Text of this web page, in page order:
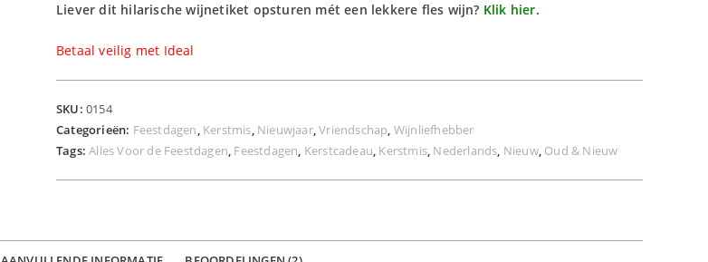
Liever dit hilarische wijnetiket opsturen mét een lekkere fles wijn? Klik hier.
Betaal veilig met Ideal
SKU: 0154
Categorieën: Feestdagen, Kerstmis, Nieuwjaar,Vriendschap, Wijnliefhebber
Tags:Alles Voor de Feestdagen, Feestdagen, Kerstcadeau, Kerstmis, Nederlands, Nieuw, Oud & Nieuw